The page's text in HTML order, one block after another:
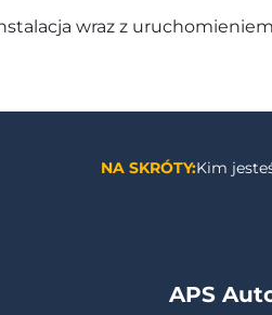
wraz z
NA SKRÓTY:Kim
APS